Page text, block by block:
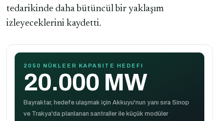
tedarikinde daha bütüncül bir yaklaşım
izleyeceklerini kaydetti.
2050 NÜKLEER KAPASITE HEDEFI
20.000 MW
Bayraktar, hedefe ulaşmak için Akkuyu'nun yanı sıra Sinop
ve Trakya'da planlanan santraller ile küçük modüler